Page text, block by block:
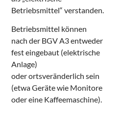
Betriebsmittel“ verstanden.
Betriebsmittel können
nach der BGV A3 entweder
fest eingebaut (elektrische
Anlage)
oder ortsveränderlich sein
(etwa Geräte wie Monitore
oder eine Kaffeemaschine).